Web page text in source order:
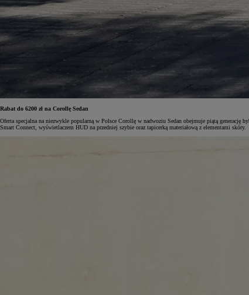
105 300 zł
Corolla Hatchback
HYBRID
Rabat do 6200 zł na Corollę Sedan
Oferta specjalna na niezwykle popularną w Polsce Corollę w nadwoziu Sedan obejmuje piątą
Smart Connect, wyświetlaczem HUD na przedniej szybie oraz tapicerką materiałową z elementami skóry.